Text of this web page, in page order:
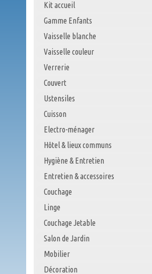
Kit accueil
Gamme Enfants
Vaisselle blanche
Vaisselle couleur
Verrerie
Couvert
Ustensiles
Cuisson
Electro-ménager
Hôtel & lieux communs
Hygiène & Entretien
Entretien & accessoires
Couchage
Linge
Couchage Jetable
Salon de Jardin
Mobilier
Décoration